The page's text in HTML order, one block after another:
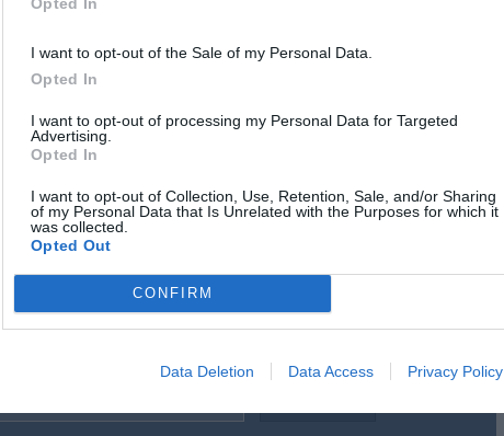
I want to opt-out of the Sale of my Personal Data.
Opted In
I want to opt-out of processing my Personal Data for Targeted
Advertising.
Opted In
I want to opt-out of Collection, Use, Retention, Sale, and/or Sharing
of my Personal Data that Is Unrelated with the Purposes for which it
was collected.
Opted Out
CONFIRM
Data Deletion Data Access Privacy Policy
"Tenemos que analizar cada caso: llevará
y Memoria Democrática, Ángel Víctor Torres, ha dicho,
pasajeras francesas que viajaba a bordo del MV Hondius:
caso [...] Llevará consigo el protocolo pertinente".
ha interesado este artículo?
a nuestro newsletter y recibe cada dia